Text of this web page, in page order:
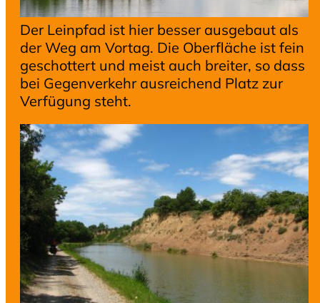
Der Leinpfad ist hier besser ausgebaut als
der Weg am Vortag. Die Oberfläche ist fein
geschottert und meist auch breiter, so dass
bei Gegenverkehr ausreichend Platz zur
Verfügung steht.